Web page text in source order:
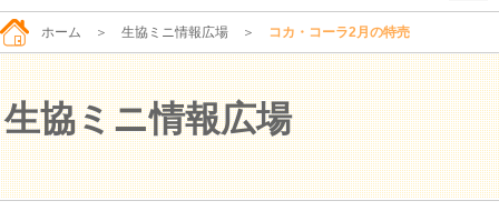
ホーム ＞ 生協ミニ情報広場 ＞ コカ・コーラ2月の特売
生協ミニ情報広場